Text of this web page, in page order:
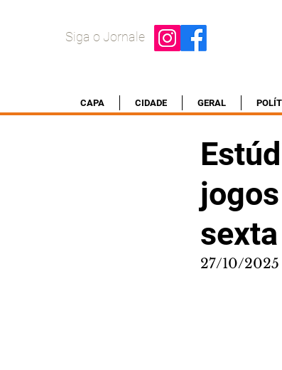
Siga o Jornale
CAPA CIDADE GERAL
sexta
27/10/2025